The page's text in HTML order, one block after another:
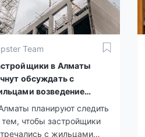
Team
в Алматы
обсуждать с
возведение
ЖК
планируют следить
тем, чтобы застройщики
с жильцами